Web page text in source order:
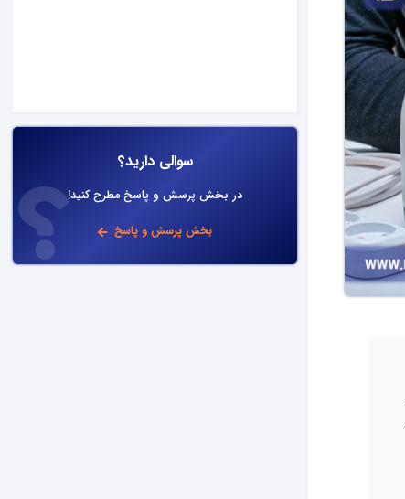
سوالی دارید؟
در بخش پرسش و پاسخ مطرح کنید!
بخش پرسش و پاسخ